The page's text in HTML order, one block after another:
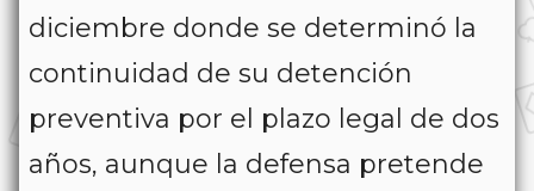
diciembre donde se determinó la
continuidad de su detención
preventiva por el plazo legal de dos
años, aunque la defensa pretende